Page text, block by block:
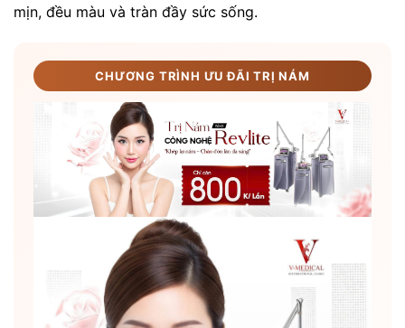
mịn, đều màu và tràn đầy sức sống.
CHƯƠNG TRÌNH ƯU ĐÃI TRỊ NÁM